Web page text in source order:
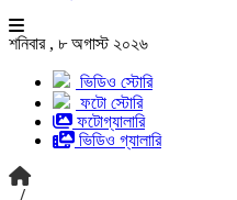
শনিবার , ৮ অগাস্ট ২০২৬
ভিডিও স্টোরি
ফটো স্টোরি
ফটোগ্যালারি
ভিডিও গ্যালারি
/